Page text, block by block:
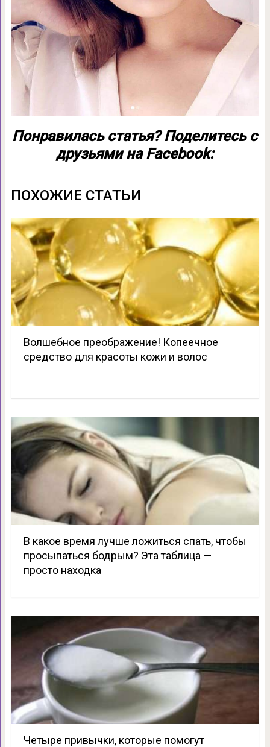
Понравилась статья? Поделитесь с
друзьями на Facebook:
ПОХОЖИЕ СТАТЬИ
Волшебное преображение! Копеечное
средство для красоты кожи и волос
В какое время лучше ложиться спать, чтобы
просыпаться бодрым? Эта таблица —
просто находка
Четыре привычки, которые помогут